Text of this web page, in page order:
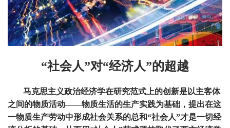
“社会人”对“经济人”的超越
马克思主义政治经济学在研究范式上的创新是以主客体
之间的物质活动——物质生活的生产实践为基础，提出在这
一物质生产劳动中形成社会关系的总和“社会人”才是一切经